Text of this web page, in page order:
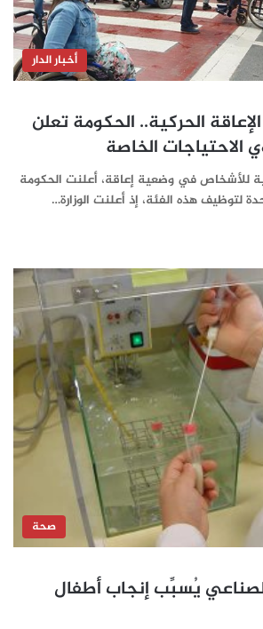
أخبار الدار
الحركية.. الحكومة تعلن
الاحتياجات الخاصة
للأشخاص في وضعية إعاقة، أعلنت الحكومة
لتوظيف هذه الفئة، إذ أعلنت الوزارة…
صحة
يُسبِّب إنجاب أطفال